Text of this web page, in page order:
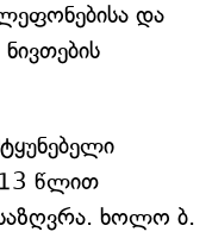
და
13 წლით
ხოლო ბ.